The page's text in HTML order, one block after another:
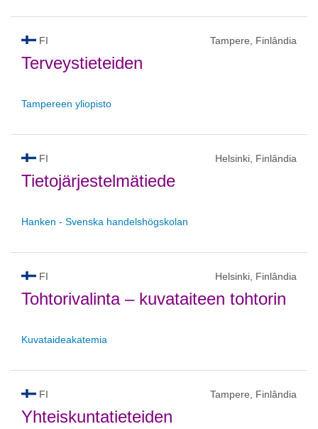
FI Tampere, Finlândia
Terveystieteiden
Tampereen yliopisto
FI Helsinki, Finlândia
Tietojärjestelmätiede
Hanken - Svenska handelshögskolan
FI Helsinki, Finlândia
Tohtorivalinta – kuvataiteen tohtorin
Kuvataideakatemia
FI Tampere, Finlândia
Yhteiskuntatieteiden